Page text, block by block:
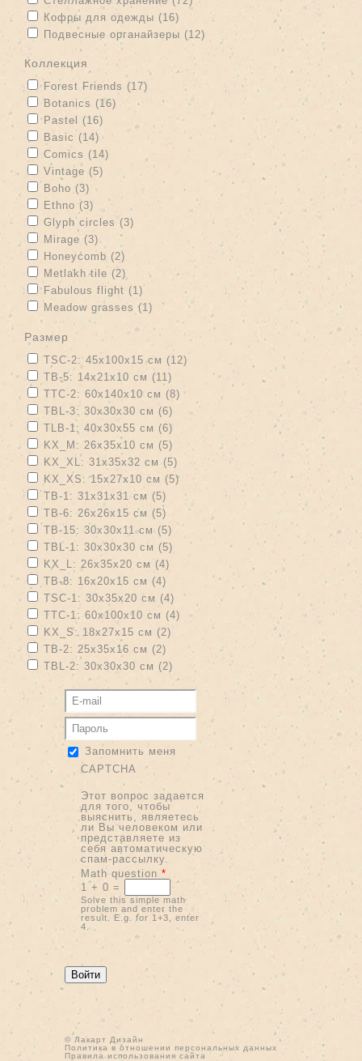
Apply Кофры для одежды filter
Кофры для одежды (16) Apply Кофры для одежды filter
Apply Подвесные органайзеры filter
Подвесные органайзеры (12) Apply Подвесные
органайзеры filter
коллекция
Apply Forest Friends filter
Forest Friends (17) Apply Forest Friends filter
Apply Botanics filter
Botanics (16) Apply Botanics filter
Apply Pastel filter
Pastel (16) Apply Pastel filter
Apply Basic filter
Basic (14) Apply Basic filter
Apply Comics filter
Comics (14)
Apply Vintage filter
Vintage (5) Apply Vintage filter
Apply Boho filter
Boho (3) Apply Boho filter
Apply Ethno filter
Ethno (3) Apply Ethno filter
Apply Glyph circles filter
Glyph circles (3) Apply Glyph circles filter
Apply Mirage filter
Mirage (3) Apply Mirage filter
Apply Honeycomb filter
Honeycomb (2)
Apply Metlakh tile filter
Metlakh tile (2) Apply Metlakh tile filter
Apply Fabulous flight filter
Fabulous flight (1) Apply Fabulous flight filter
Apply Meadow grasses filter
Meadow grasses (1) Apply Meadow grasses filter
размер
Apply TSC-2: 45х100х15 см filter
TSC-2: 45х100х15 см (12)
Apply TB-5: 14х21х10 см filter
TB-5: 14х21х10 см (11) Apply TB-5: 14х21х10 см filter
Apply TTC-2: 60х140х10 см filter
TTC-2: 60х140х10 см (8) Apply TTC-2: 60х140х10 см filter
Apply TBL-3: 30х30х30 см filter
TBL-3: 30х30х30 см (6) Apply TBL-3: 30х30х30 см filter
Apply TLB-1: 40х30х55 см filter
TLB-1: 40х30х55 см (6) Apply TLB-1: 40х30х55 см filter
Apply KX_M: 26х35х10 см filter
KX_M: 26х35х10 см (5) Apply KX_M: 26х35х10 см filter
Apply KX_XL: 31х35х32 см filter
KX_XL: 31х35х32 см (5) Apply KX_XL: 31х35х32 см filter
Apply KX_XS: 15х27х10 см filter
KX_XS: 15х27х10 см (5)Apply KX_XS: 15х27х10 см filter
Apply TB-1: 31х31х31 см filter
TB-1: 31х31х31 см (5) Apply TB-1: 31х31х31 см filter
Apply TB-6: 26х26х15 см filter
TB-6: 26х26х15 см (5) Apply TB-6: 26х26х15 см filter
Apply TB-15: 30х30х11 см filter
TB-15: 30х30х11 см (5) Apply TB-15: 30х30х11 см filter
Apply TBL-1: 30х30х30 см filter
TBL-1: 30х30х30 см (5) Apply TBL-1: 30х30х30 см filter
Apply KX_L: 26х35х20 см filter
KX_L: 26х35х20 см (4) Apply KX_L: 26х35х20 см filter
Apply TB-8: 16х20х15 см filter
TB-8: 16х20х15 см (4) Apply TB-8: 16х20х15 см filter
Apply TSC-1: 30х35х20 см filter
TSC-1: 30х35х20 см (4) Apply TSC-1: 30х35х20 см filter
Apply TTC-1: 60х100х10 см filter
TTC-1: 60х100х10 см (4) Apply TTC-1: 60х100х10 см filter
Apply KX_S: 18х27х15 см filter
KX_S: 18х27х15 см (2) Apply KX_S: 18х27х15 см filter
Apply TB-2: 25х35х16 см filter
TB-2: 25х35х16 см (2) Apply TB-2: 25х35х16 см filter
Apply TBL-2: 30х30х30 см filter
TBL-2: 30х30х30 см (2)
Запомнить меня
CAPTCHA
Этот вопрос задается
для того, чтобы
выяснить, являетесь
ли Вы человеком или
представляете из
себя автоматическую
спам-рассылку.
Math question *
1 + 0 =
Solve this simple math
problem and enter the
result. E.g. for 1+3, enter
4.
© Лакарт Дизайн
Политика в отношении персональных данных
Правила использования сайта